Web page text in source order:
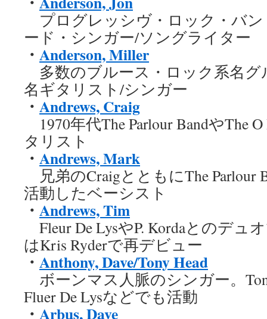
プログレッシヴ・ロック・バン
ード・シンガー/ソングライター
・ Anderson, Miller
多数のブルース・ロック系名グ
名ギタリスト/シンガー
・ Andrews, Craig
1970年代The Parlour BandやThe
タリスト
・ Andrews, Mark
兄弟のCraigとともにThe Parlour
活動したベーシスト
・ Andrews, Tim
Fleur De LysやP. Kordaとのデュ
はKris Ryderで再デビュー
・ Anthony, Dave/Tony Head
ボーンマス人脈のシンガー。
Fluer De Lysなどでも活動
・ Arbus, Dave